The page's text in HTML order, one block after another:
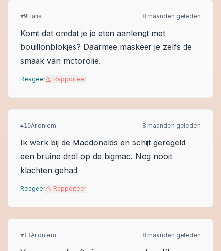
#9Hans 8 maanden geleden
Komt dat omdat je je eten aanlengt met
bouillonblokjes? Daarmee maskeer je zelfs de
smaak van motorolie.
Reageer Rapporteer
#10Anoniem 8 maanden geleden
Ik werk bij de Macdonalds en schijt geregeld
een bruine drol op de bigmac. Nog nooit
klachten gehad
Reageer Rapporteer
#11Anoniem 8 maanden geleden